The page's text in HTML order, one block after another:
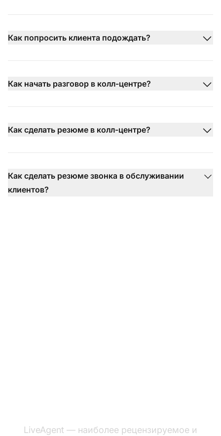
Как попросить клиента подождать?
Как начать разговор в колл-центре?
Как сделать резюме в колл-центре?
Как сделать резюме звонка в обслуживании
клиентов?
LiveAgent — наиболее рецензируемое и